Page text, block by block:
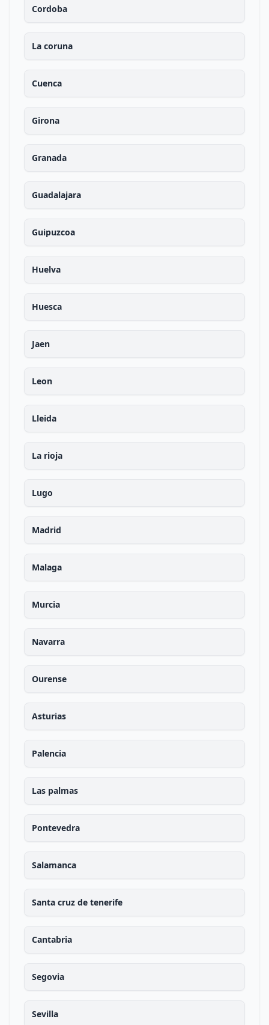
Cordoba
La coruna
Cuenca
Girona
Granada
Guadalajara
Guipuzcoa
Huelva
Huesca
Jaen
Leon
Lleida
La rioja
Lugo
Madrid
Malaga
Murcia
Navarra
Ourense
Asturias
Palencia
Las palmas
Pontevedra
Salamanca
Santa cruz de tenerife
Cantabria
Segovia
Sevilla